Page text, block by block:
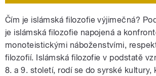
Čím je islámská filozofie výjimečná?
je islámská filozofie napojená a
monoteistickými náboženstvími,
filozofií. Islámská filozofie v podstatě
8. a 9. století, rodí se do syrské kultury,